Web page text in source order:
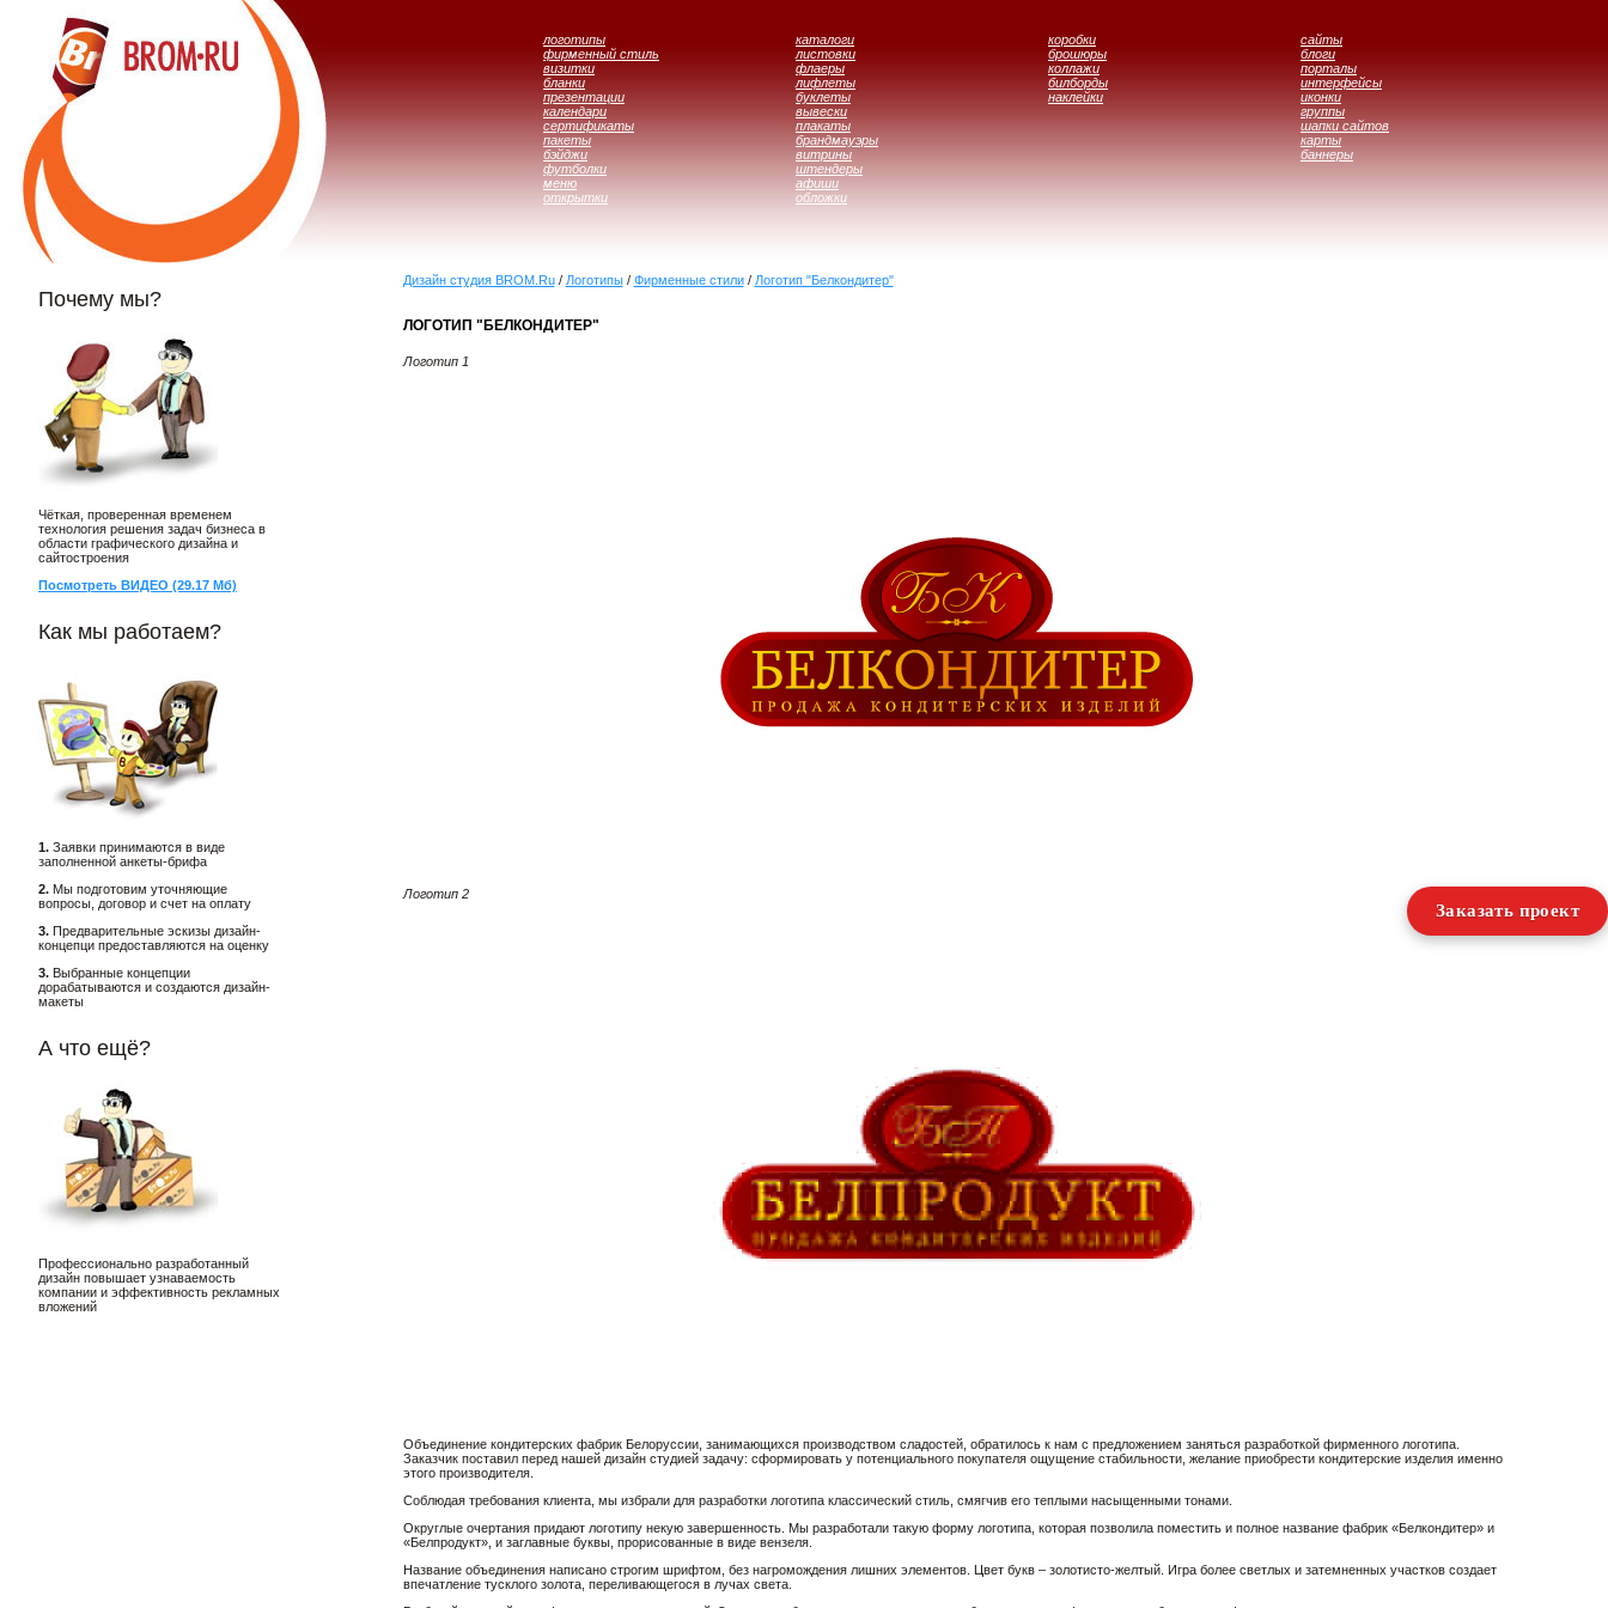
Заказать проект
логотипы
фирменный стиль
визитки
бланки
презентации
календари
сертификаты
пакеты
бэйджи
футболки
меню
открытки
каталоги
листовки
флаеры
лифлеты
буклеты
вывески
плакаты
брандмауэры
витрины
штендеры
афиши
обложки
коробки
брошюры
коллажи
билборды
наклейки
сайты
блоги
порталы
интерфейсы
иконки
группы
шапки сайтов
карты
баннеры
Почему мы?
Чёткая, проверенная временем
технология решения задач бизнеса в
области графического дизайна и
сайтостроения
Посмотреть ВИДЕО (29.17 Мб)
Как мы работаем?
1. Заявки принимаются в виде
заполненной анкеты-брифа
2. Мы подготовим уточняющие
вопросы, договор и счет на оплату
3. Предварительные эскизы дизайн-
концепци предоставляются на оценку
3. Выбранные концепции
дорабатываются и создаются дизайн-
макеты
А что ещё?
Профессионально разработанный
дизайн повышает узнаваемость
компании и эффективность рекламных
вложений
Дизайн студия BROM.Ru/ Логотипы/ Фирменные стили/ Логотип "Белкондитер"
ЛОГОТИП "БЕЛКОНДИТЕР"
Логотип 1
Логотип 2
Объединение кондитерских фабрик Белоруссии, занимающихся производством сладостей, обратилось к нам с предложением заняться разработкой фирменного логотипа.
Заказчик поставил перед нашей дизайн студией задачу: сформировать у потенциального покупателя ощущение стабильности, желание приобрести кондитерские изделия именно
этого производителя.
Соблюдая требования клиента, мы избрали для разработки логотипа классический стиль, смягчив его теплыми насыщенными тонами.
Округлые очертания придают логотипу некую завершенность. Мы разработали такую форму логотипа, которая позволила поместить и полное название фабрик «Белкондитер» и
«Белпродукт», и заглавные буквы, прорисованные в виде вензеля.
Название объединения написано строгим шрифтом, без нагромождения лишних элементов. Цвет букв – золотисто-желтый. Игра более светлых и затемненных участков создает
впечатление тусклого золота, переливающегося в лучах света.